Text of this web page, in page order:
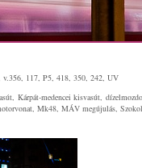
117, P5, 418, 350, 242, UV
Kárpát-medencei kisvasút,
Mk48, MÁV megújulás,